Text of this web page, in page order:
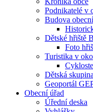
Podnikatelé v
Budova
Dětské hřiště
Foto
Turistika v
Dětská
Geoportál
Obecní úřad
Úřední deska